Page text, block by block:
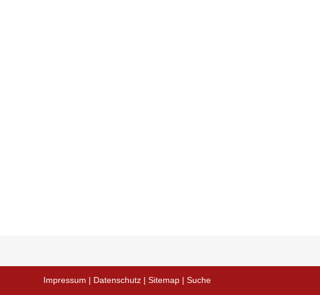
Impressum | Datenschutz | Sitemap | Suche